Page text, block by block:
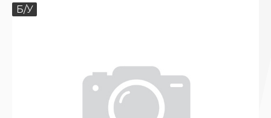
Б/У